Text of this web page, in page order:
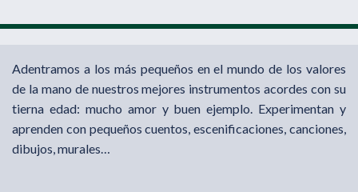
Adentramos a los más pequeños en el mundo de los valores
de la mano de nuestros mejores instrumentos acordes con su
tierna edad: mucho amor y buen ejemplo. Experimentan y
aprenden con pequeños cuentos, escenificaciones, canciones,
dibujos, murales…